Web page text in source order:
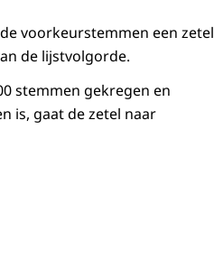
voorkeurstemmen een zetel
de lijstvolgorde.
stemmen gekregen en
is, gaat de zetel naar